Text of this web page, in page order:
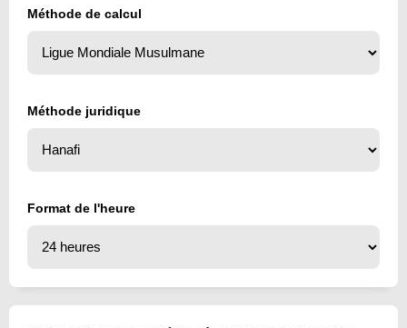
Méthode de calcul
Méthode juridique
Format de l'heure